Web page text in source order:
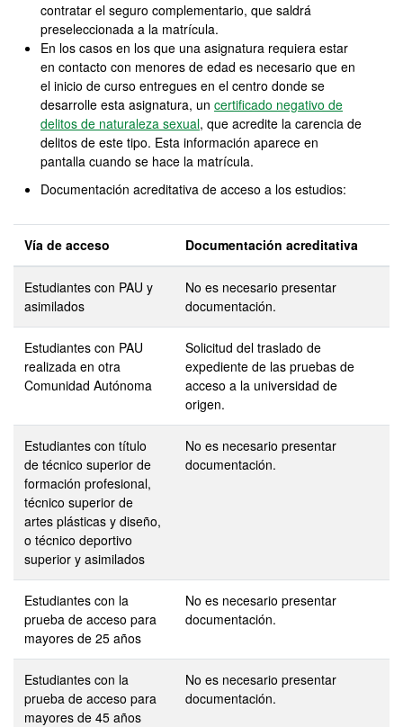
contratar el seguro complementario, que saldrá
preseleccionada a la matrícula.
En los casos en los que una asignatura requiera estar
en contacto con menores de edad es necesario que en
el inicio de curso entregues en el centro donde se
desarrolle esta asignatura, un certificado negativo de
delitos de naturaleza sexual, que acredite la carencia de
delitos de este tipo. Esta información aparece en
pantalla cuando se hace la matrícula.
Documentación acreditativa de acceso a los estudios:
Vía de acceso Documentación acreditativa
Estudiantes con PAU y
asimilados
No es necesario presentar
documentación.
Estudiantes con PAU
realizada en otra
Comunidad Autónoma
Solicitud del traslado de
expediente de las pruebas de
acceso a la universidad de
origen.
Estudiantes con título
de técnico superior de
formación profesional,
técnico superior de
artes plásticas y diseño,
o técnico deportivo
superior y asimilados
No es necesario presentar
documentación.
Estudiantes con la
prueba de acceso para
mayores de 25 años
No es necesario presentar
documentación.
Estudiantes con la
prueba de acceso para
mayores de 45 años
No es necesario presentar
documentación.